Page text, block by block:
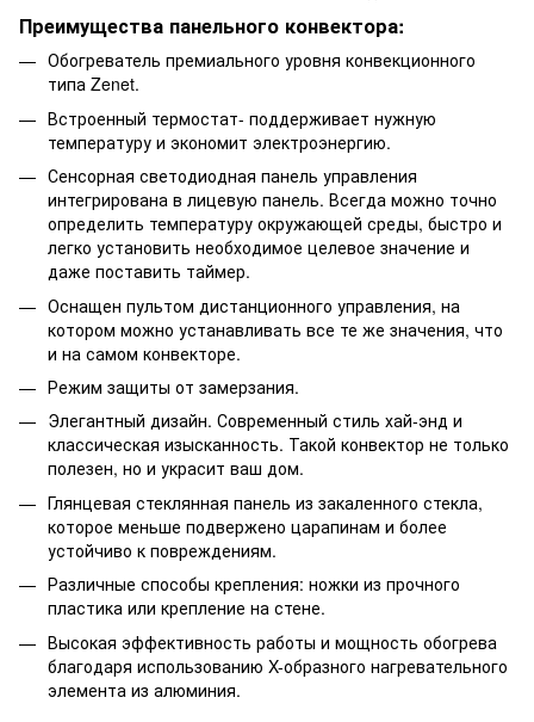
Преимущества панельного конвектора:
Обогреватель премиального уровня конвекционного
типа Zenet.
Встроенный термостат- поддерживает нужную
температуру и экономит электроэнергию.
Сенсорная светодиодная панель управления
интегрирована в лицевую панель. Всегда можно точно
определить температуру окружающей среды, быстро и
легко установить необходимое целевое значение и
даже поставить таймер.
Оснащен пультом дистанционного управления, на
котором можно устанавливать все те же значения, что
и на самом конвекторе.
Режим защиты от замерзания.
Элегантный дизайн. Современный стиль хай-энд и
классическая изысканность. Такой конвектор не только
полезен, но и украсит ваш дом.
Глянцевая стеклянная панель из закаленного стекла,
которое меньше подвержено царапинам и более
устойчиво к повреждениям.
Различные способы крепления: ножки из прочного
пластика или крепление на стене.
Высокая эффективность работы и мощность обогрева
благодаря использованию X-образного нагревательного
элемента из алюминия.